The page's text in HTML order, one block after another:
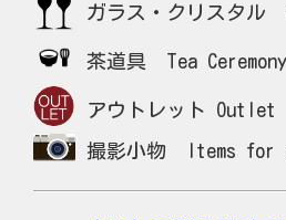
ガラス・クリスタ
茶道具 Tea
アウトレット Outlet
撮影小物 Items for